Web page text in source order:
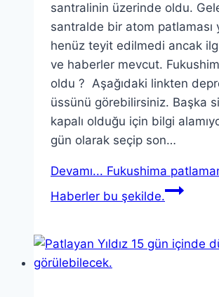
santralinin üzerinde oldu.
santralde bir atom patlaması
henüz teyit edilmedi ancak
ve haberler mevcut.
oldu ? Aşağıdaki linkten
üssünü görebilirsiniz. Başka
kapalı olduğu için bilgi
gün olarak seçip son…
Devamı... Fukushima
Haberler bu şekilde.